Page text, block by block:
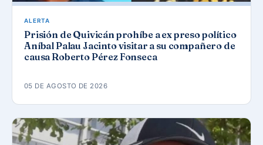
ALERTA
Prisión de Quivicán prohíbe a ex preso político
Aníbal Palau Jacinto visitar a su compañero de
causa Roberto Pérez Fonseca
05 DE AGOSTO DE 2026